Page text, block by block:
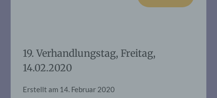
19. Verhandlungstag, Freitag,
14.02.2020
Erstellt am 14. Februar 2020